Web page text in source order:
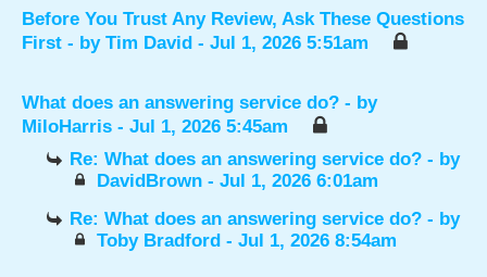
Before You Trust Any Review, Ask These Questions
First - by Tim David - Jul 1, 2026 5:51am
What does an answering service do? - by
MiloHarris - Jul 1, 2026 5:45am
Re: What does an answering service do? - by
DavidBrown- Jul 1, 2026 6:01am
Re: What does an answering service do? - by
Toby Bradford- Jul 1, 2026 8:54am